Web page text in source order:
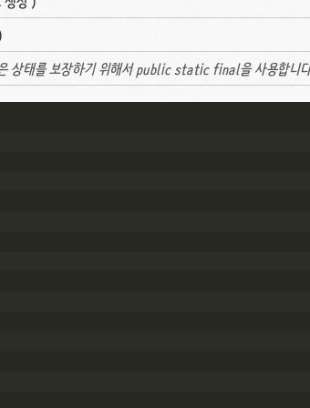
상태를 보장하기 위해서 public static final을 사용합니